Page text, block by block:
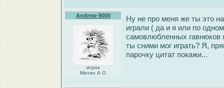
Andrew-9000
игрок
Митин А О
Ну не про меня же ты это
играли ( да и я или по
самовлюбленных гавнюков
ты сними мог играть? Я,
парочку цитат покажи...